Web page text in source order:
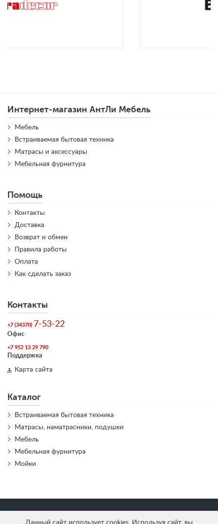
Данный сайт использует cookies. Используя сайт, вы
Интернет-магазин АнтЛи Мебель
Мебель
Встраиваемая бытовая техника
Матрасы и аксессуары
Мебельная фурнитура
Помощь
Контакты
Доставка
Возврат и обмен
Правила работы
Оплата
Как сделать заказ
Контакты
+7 (34370) 7-53-22
Офис
+7 952 13 29 790
Поддержка
Карта сайта
Каталог
Встраиваемая бытовая техника
Матрасы, наматрасники, подушки
Мебель
Мебельная фурнитура
Мойки